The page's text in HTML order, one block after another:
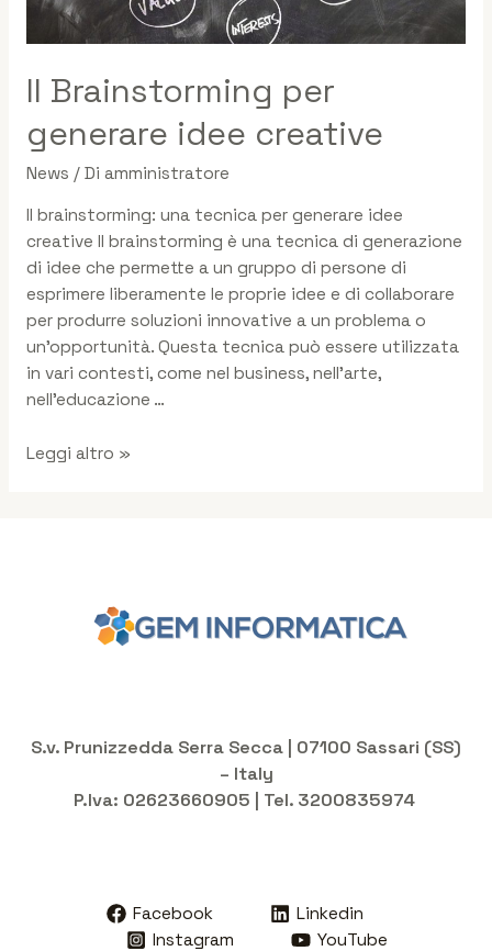
Il Brainstorming per
generare idee creative
News / Di amministratore
Il brainstorming: una tecnica per generare idee
creative Il brainstorming è una tecnica di generazione
di idee che permette a un gruppo di persone di
esprimere liberamente le proprie idee e di collaborare
per produrre soluzioni innovative a un problema o
un’opportunità. Questa tecnica può essere utilizzata
in vari contesti, come nel business, nell’arte,
nell’educazione …
Leggi altro »
S.v. Prunizzedda Serra Secca | 07100 Sassari (SS)
– Italy
P.Iva: 02623660905 | Tel. 3200835974
Facebook
Linkedin
Instagram
YouTube